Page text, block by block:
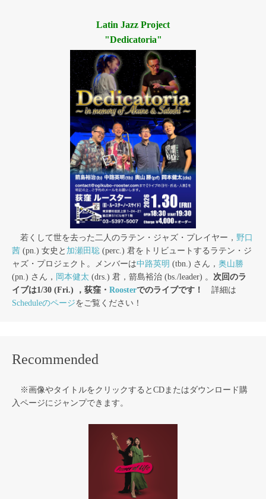
Latin Jazz Project
"Dedicatoria"
若くして世を去った二人のラテン・ジャズ・プレイヤー， 野口
茜 (pn.) 女史と 加瀬田聡 (perc.) 君をトリビュートするラテン・ジ
ャズ・プロジェクト。メンバーは中路英明 (tbn.) さん， 奥山勝
(pn.) さん， 岡本健太 (drs.) 君，箭島裕治 (bs./leader) 。 次回のラ
イブは1/30 (Fri.) ，荻窪・ Roosterでのライブです！
詳細は
Scheduleのページをご覧ください！
Recommended
※画像やタイトルをクリックするとCDまたはダウンロード購
入ページにジャンプできます。